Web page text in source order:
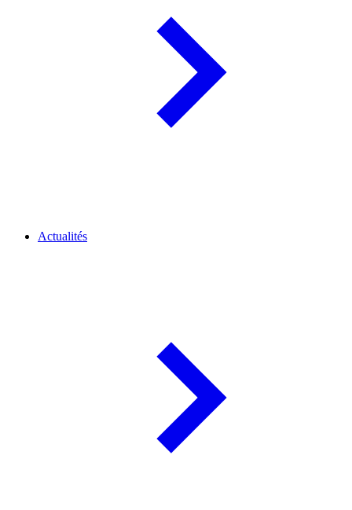
Actualités